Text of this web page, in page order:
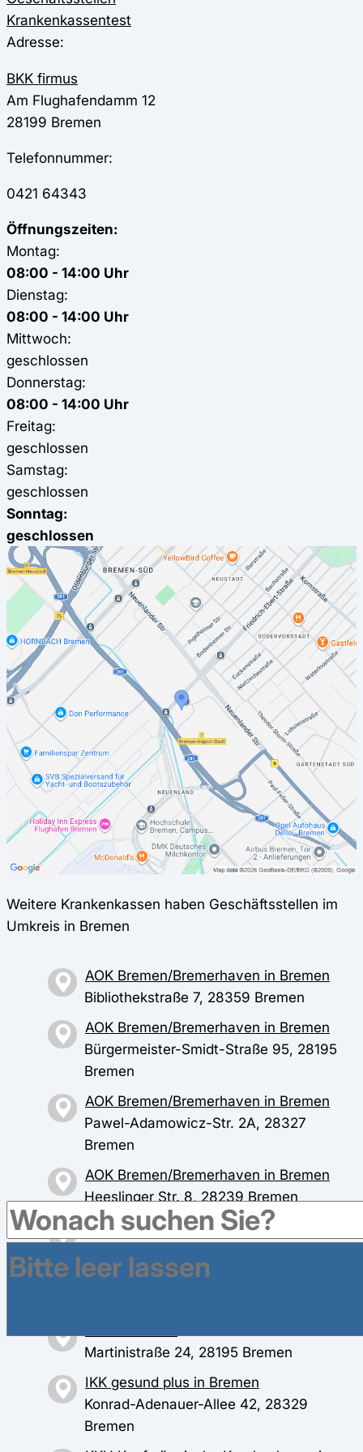
Krankenkassentest
Adresse:
BKK firmus
Am Flughafendamm 12
28199 Bremen
Telefonnummer:
0421 64343
Öffnungszeiten:
Montag:
08:00 - 14:00 Uhr
Dienstag:
08:00 - 14:00 Uhr
Mittwoch:
geschlossen
Donnerstag:
08:00 - 14:00 Uhr
Freitag:
geschlossen
Samstag:
geschlossen
Sonntag:
geschlossen
Weitere Krankenkassen haben Geschäftsstellen im
Umkreis in Bremen
AOK Bremen/Bremerhaven in Bremen
Bibliothekstraße 7, 28359 Bremen
AOK Bremen/Bremerhaven in Bremen
Bürgermeister-Smidt-Straße 95, 28195
Bremen
AOK Bremen/Bremerhaven in Bremen
Pawel-Adamowicz-Str. 2A, 28327
Bremen
AOK Bremen/Bremerhaven in Bremen
Heeslinger Str. 8, 28239 Bremen
BARMER in Bremen
Am Wall 157-161, 28195 Bremen
BKK exklusiv in Bremen
Martinistraße 24, 28195 Bremen
IKK gesund plus in Bremen
Konrad-Adenauer-Allee 42, 28329
Bremen